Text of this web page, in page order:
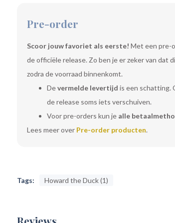
Pre-order
Scoor jouw favoriet als eerste! Met een pre-
de officiële release. Zo ben je er zeker van
zodra de voorraad binnenkomt.
Devermelde levertijd is een schatting.
de release soms iets verschuiven.
Voor pre-orders kun je alle
Lees meer over Pre-order producten.
Tags: Howard the Duck (1)